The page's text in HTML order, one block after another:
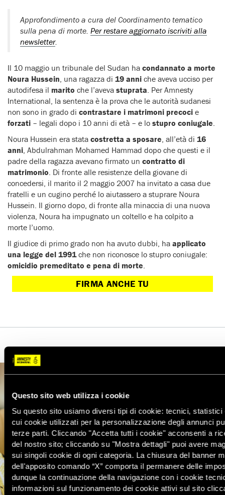
Questo sito web utilizza i cookie
Su questo sito usiamo diversi tipi di cookie: tecnici, statistici
cui cookie utilizzati per la personalizzazione degli annunci
terze parti. Cliccando "Accetta tutti i cookie" acconsenti a
del nostro sito; cliccando su "Mostra dettagli" puoi avere
sui singoli cookie di ogni categoria. La chiusura del banner
dell'apposito comando “X” comporta il permanere delle
dunque la continuazione della navigazione con i cookie
informazioni sul funzionamento dei cookie attivi sul sito
Approfondimento a cura del Coordinamento tematico
sulla pena di morte. Per restare aggiornato iscriviti alla
newsletter.
Il 10 maggio un tribunale del Sudan ha condannato a morte
Noura Hussein , una ragazza di 19 anni che aveva ucciso per
autodifesa il marito che l’aveva stuprata . Per Amnesty
International, la sentenza è la prova che le autorità sudanesi
non sono in grado di contrastare i matrimoni precoci e
forzati – legali dopo i 10 anni di età – e lo stupro coniugale
Noura Hussein era stata costretta a sposare , all’età di 16
anni , Abdulrahman Mohamed Hammad dopo che questi e il
padre della ragazza avevano firmato un contratto di
matrimonio . Di fronte alle resistenze della giovane di
concedersi, il marito il 2 maggio 2007 ha invitato a casa due
fratelli e un cugino perché lo aiutassero a stuprare Noura
Hussein. Il giorno dopo, di fronte alla minaccia di una nuova
violenza, Noura ha impugnato un coltello e ha colpito a
morte l’uomo.
Il giudice di primo grado non ha avuto dubbi, ha applicato
una legge del 1991che non riconosce lo stupro coniugale:
omicidio premeditato e pena di morte
FIRMA ANCHE TU